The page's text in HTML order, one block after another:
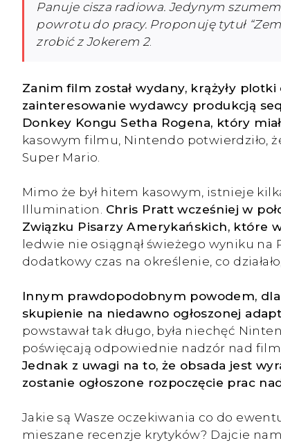
Panuje cisza radiowa. Jedynym
powrotu do pracy. Proponuję tytuł
zrobić z Jokerem 2.
Zanim film został wydany, krążyły
zainteresowanie wydawcy produkcją
Donkey Kongu Setha Rogena, który
kasowym filmu, Nintendo potwierdziło,
Super Mario.
Mimo że był hitem kasowym, istnieje
Illumination. Chris Pratt wcześniej w
Związku Pisarzy Amerykańskich, które
ledwie nie osiągnął świeżego wyniku
dodatkowy czas na określenie, co
Innym prawdopodobnym powodem, dla
skupienie na niedawno ogłoszonej
powstawał tak długo, była niechęć
poświęcają odpowiednie nadzór nad
Jednak z uwagi na to, że obsada jest
zostanie ogłoszone rozpoczęcie prac
Jakie są Wasze oczekiwania co do
mieszane recenzje krytyków? Dajcie